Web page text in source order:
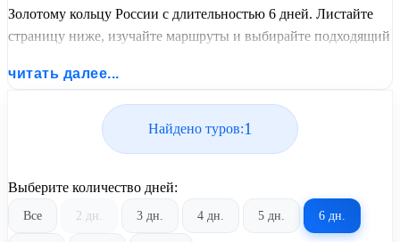
Золотому кольцу России с длительностью 6 дней. Листайте
страницу ниже, изучайте маршруты и выбирайте подходящий
от United Travel Systems.
читать далее...
Найдено туров:1
Выберите количество дней:
Все 2 дн. 3 дн. 4 дн. 5 дн. 6 дн.